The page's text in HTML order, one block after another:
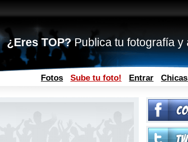
¿Eres TOP?Publica tu fotografía y
Fotos Sube tu foto! Entrar